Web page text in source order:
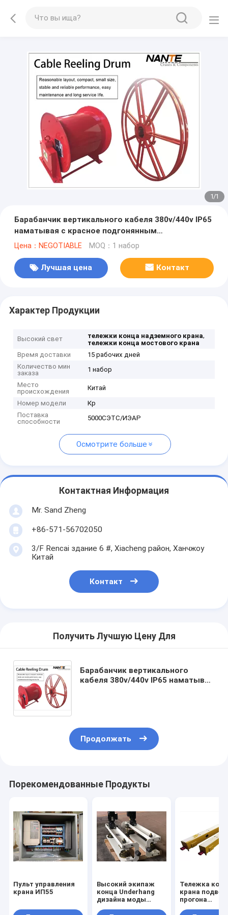
1/1
Барабанчик вертикального кабеля 380v/440v IP65
наматывая с красное подгонянным
поверхностным
Цена：NEGOTIABLE MOQ：1 набор
Лучшая цена Контакт
Характер Продукции
Высокий свет тележки конца надземного крана,
тележки конца мостового крана
Время доставки
15 рабочих дней
Количество мин
заказа
1 набор
Место
происхождения
Китай
Номер модели
Кр
Поставка
способности
5000СЭТС/ИЭАР
Осмотрите больше
Контактная Информация
Mr. Sand Zheng
+86-571-56702050
3/F Rencai здание 6 #, Xiacheng район, Ханчжоу
Китай
Контакт
Получить Лучшую Цену Для
Барабанчик вертикального
кабеля 380v/440v IP65 наматывая
Продолжать
Порекомендованные Продукты
Пульт управления
крана ИП55
Высокий экипаж
конца Underhang
дизайна моды
Тележка
крана
прогона